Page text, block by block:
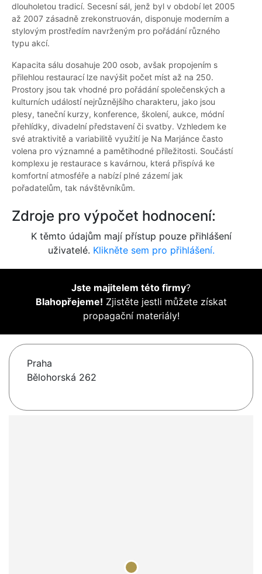
dlouholetou tradicí. Secesní sál, jenž byl v období let 2005
až 2007 zásadně zrekonstruován, disponuje moderním a
stylovým prostředím navrženým pro pořádání různého
typu akcí.
Kapacita sálu dosahuje 200 osob, avšak propojením s
přilehlou restaurací lze navýšit počet míst až na 250.
Prostory jsou tak vhodné pro pořádání společenských a
kulturních událostí nejrůznějšího charakteru, jako jsou
plesy, taneční kurzy, konference, školení, aukce, módní
přehlídky, divadelní představení či svatby. Vzhledem ke
své atraktivitě a variabilitě využití je Na Marjánce často
volena pro významné a pamětihodné příležitosti. Součástí
komplexu je restaurace s kavárnou, která přispívá ke
komfortní atmosféře a nabízí plné zázemí jak
pořadatelům, tak návštěvníkům.
Zdroje pro výpočet hodnocení:
K těmto údajům mají přístup pouze přihlášení
uživatelé. Klikněte sem pro přihlášení.
Jste majitelem této firmy?
Blahopřejeme! Zjistěte jestli můžete získat
propagační materiály!
Praha
Bělohorská 262